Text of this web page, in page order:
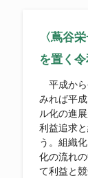
〈蔦谷
を置く
平成から
みれば平
ル化の進
利益追求
う。組織
化の流れ
て利益と